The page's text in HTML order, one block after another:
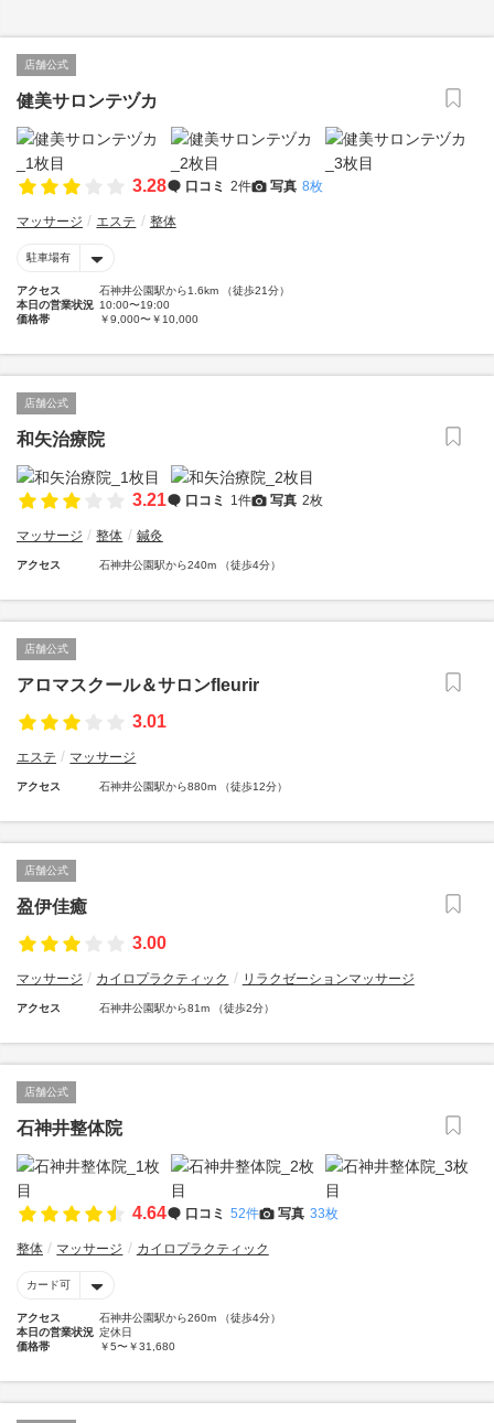
店舗公式
健美サロンテヅカ
3.28 口コミ 2件 写真 8枚
マッサージ エステ 整体
駐車場有
アクセス
石神井公園駅から1.6km （徒歩21分）
本日の営業状況 10:00〜19:00
価格帯
￥9,000〜￥10,000
店舗公式
和矢治療院
3.21 口コミ 1件 写真 2枚
マッサージ 整体 鍼灸
アクセス 石神井公園駅から240m （徒歩4分）
店舗公式
アロマスクール＆サロンfleurir
3.01
エステ マッサージ
アクセス 石神井公園駅から880m （徒歩12分）
店舗公式
盈伊佳癒
3.00
マッサージ カイロプラクティック リラクゼーションマッサージ
アクセス 石神井公園駅から81m （徒歩2分）
店舗公式
石神井整体院
4.64 口コミ 52件 写真 33枚
整体 マッサージ カイロプラクティック
カード可
アクセス
石神井公園駅から260m （徒歩4分）
本日の営業状況 定休日
価格帯
￥5〜￥31,680